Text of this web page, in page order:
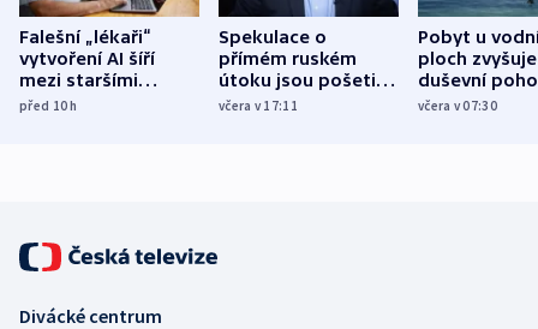
Falešní „lékaři“
vytvoření AI šíří
mezi staršími
Poláky nebezpečné
před 10h
Spekulace o
přímém ruském
útoku jsou pošetilé,
míní estonský
včera v 17:11
Pobyt u
ploch zvyšuje
duševní
ukázala
včera v 07:30
Divácké centrum